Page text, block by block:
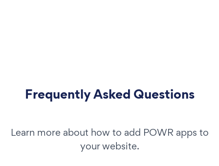
Frequently Asked Questions
Learn more about how to add POWR apps to
your website.